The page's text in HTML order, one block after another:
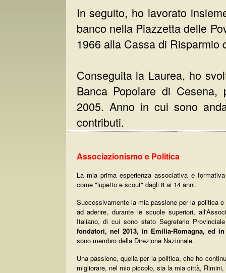
In seguito, ho lavorato
banco nella Piazzetta delle
1966 alla Cassa di Risparmio
Conseguita la Laurea, ho
Banca Popolare di
2005. Anno in cui sono
contributi.
Associazionismo e Politica
La mia prima esperienza associativa e
come "lupetto e scout" dagli 8 ai 14 anni.
Successivamente la mia passione per la politica
ad aderire, durante le scuole superiori,
Italiano, di cui sono stato Segretario
fondatori, nel 2013, in Emilia-Romagna, ed
sono membro della Direzione Nazionale.
Una passione, quella per la politica, che ho
migliorare, nel mio piccolo, sia la mia città,